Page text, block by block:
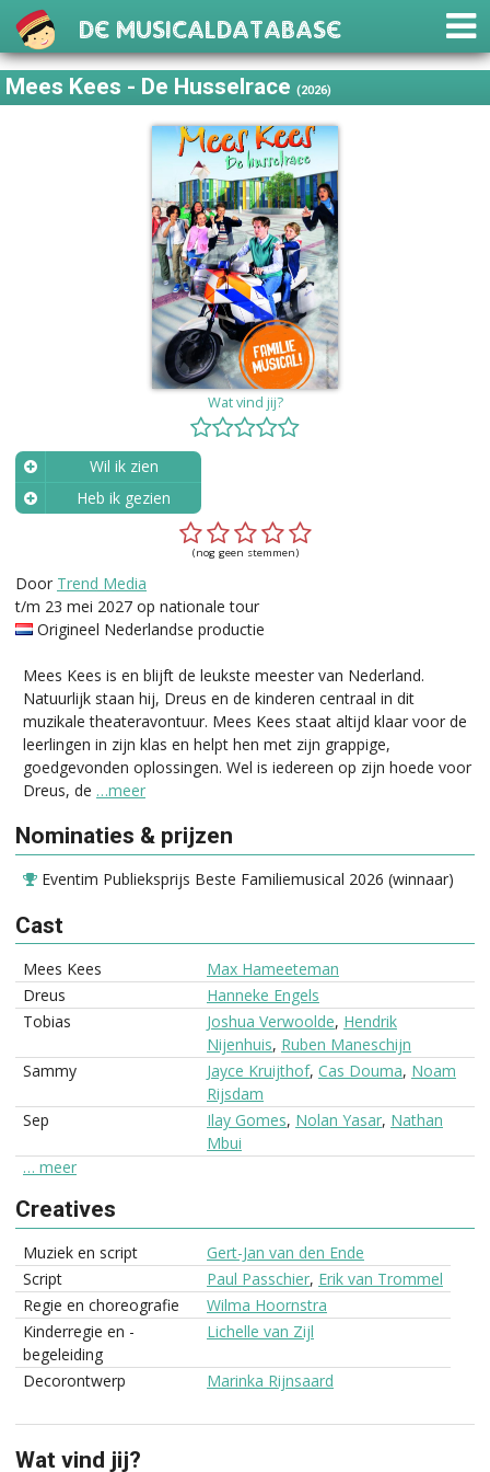
De Musicaldatabase
Mees Kees - De Husselrace(2026)
Wat vind jij?
Wil ik zien
Heb ik gezien
(nog geen stemmen)
Door Trend Media
t/m 23 mei 2027 op nationale tour
Origineel Nederlandse productie
Mees Kees is en blijft de leukste meester van Nederland.
Natuurlijk staan hij, Dreus en de kinderen centraal in dit
muzikale theateravontuur. Mees Kees staat altijd klaar voor de
leerlingen in zijn klas en helpt hen met zijn grappige,
goedgevonden oplossingen. Wel is iedereen op zijn hoede voor
Dreus, de …meer
Nominaties & prijzen
Eventim Publieksprijs Beste Familiemusical 2026 (winnaar)
Cast
Mees Kees
Max Hameeteman
Dreus
Hanneke Engels
Tobias
Joshua Verwoolde, Hendrik
Nijenhuis, Ruben Maneschijn
Sammy
Jayce Kruijthof, Cas Douma, Noam
Rijsdam
Sep
Ilay Gomes, Nolan Yasar, Nathan
Mbui
… meer
Creatives
Muziek en script
Gert-Jan van den Ende
Script
Paul Passchier, Erik van Trommel
Regie en choreografie
Wilma Hoornstra
Kinderregie en -
begeleiding
Lichelle van Zijl
Decorontwerp Marinka Rijnsaard
Wat vind jij?